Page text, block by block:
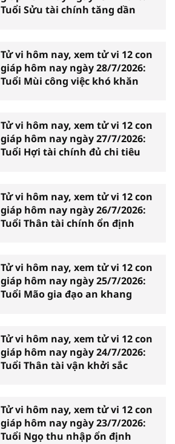
Tuổi Sửu tài chính tăng dần
Tử vi hôm nay, xem tử vi 12 con
giáp hôm nay ngày 28/7/2026:
Tuổi Mùi công việc khó khăn
Tử vi hôm nay, xem tử vi 12 con
giáp hôm nay ngày 27/7/2026:
Tuổi Hợi tài chính đủ chi tiêu
Tử vi hôm nay, xem tử vi 12 con
giáp hôm nay ngày 26/7/2026:
Tuổi Thân tài chính ổn định
Tử vi hôm nay, xem tử vi 12 con
giáp hôm nay ngày 25/7/2026:
Tuổi Mão gia đạo an khang
Tử vi hôm nay, xem tử vi 12 con
giáp hôm nay ngày 24/7/2026:
Tuổi Thân tài vận khởi sắc
Tử vi hôm nay, xem tử vi 12 con
giáp hôm nay ngày 23/7/2026:
Tuổi Ngọ thu nhập ổn định